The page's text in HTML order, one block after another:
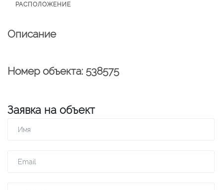
РАСПОЛОЖЕНИЕ
Описание
Номер объекта: 538575
Заявка на объект